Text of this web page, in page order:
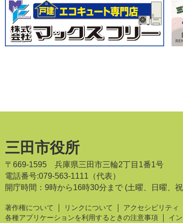
三田市役所
〒669-1595 兵庫県三田市三輪2丁目1番1号
電話番号:079-563-1111（代表）
開庁時間：9時から16時30分まで (土曜、日曜、
著作権について リンクについて アクセシビリティ
各種アプリケーションを利用するときの注意事項
イ